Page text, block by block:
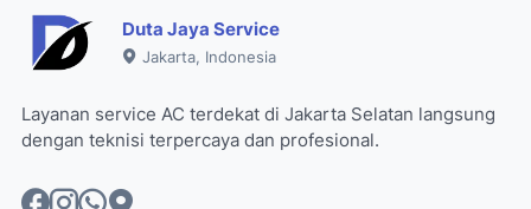
Duta Jaya Service
Jakarta, Indonesia
Layanan service AC terdekat di Jakarta Selatan langsung
dengan teknisi terpercaya dan profesional.